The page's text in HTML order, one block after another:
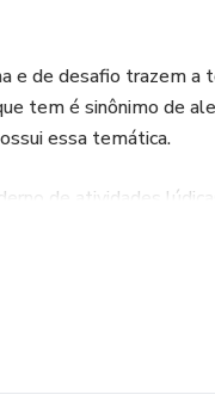
e de desafio trazem a
tem é sinônimo de
essa temática.
de atividades
filhos dessa faixa
com palhaços